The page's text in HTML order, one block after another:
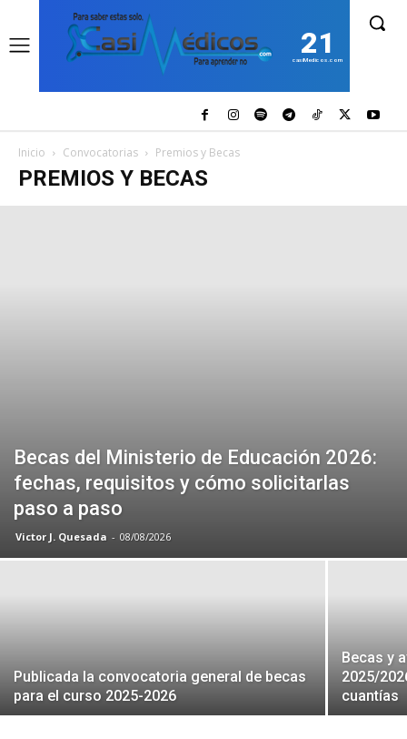
21
casiMedicos.com
Inicio Convocatorias Premios y Becas
PREMIOS Y BECAS
Becas del Ministerio de Educación 2026:
fechas, requisitos y cómo solicitarlas
paso a paso
Victor J. Quesada - 08/08/2026
Publicada la convocatoria general de becas
para el curso 2025-2026
Becas y
2025/
cuantías